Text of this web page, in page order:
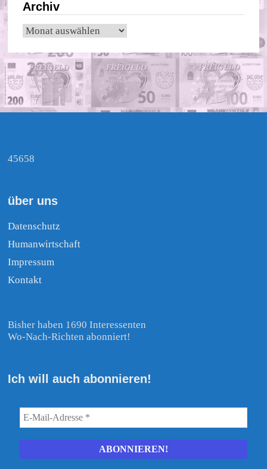
Archiv
Archiv
45658
über uns
Datenschutz
Humanwirtschaft
Impressum
Kontakt
Bisher haben 1690 Interessenten
Wo-Nach-Richten abonniert!
Ich will auch abonnieren!